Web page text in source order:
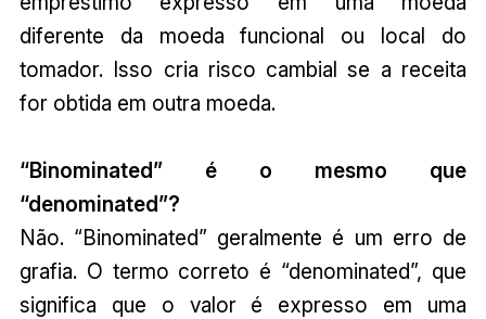
diferente da moeda funcional ou local do
tomador. Isso cria risco cambial se a receita
for obtida em outra moeda.
“Binominated” é o mesmo que
“denominated”?
Não. “Binominated” geralmente é um erro de
grafia. O termo correto é “denominated”, que
significa que o valor é expresso em uma